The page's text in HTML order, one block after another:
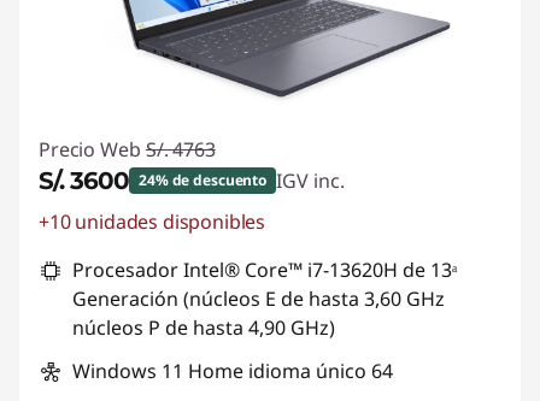
Precio Web S/. 4763
S/. 3600 24% de descuento IGV inc.
Ahorros instantáneos :
+10 unidades disponibles
Procesador Intel® Core™ i7-13620H de 13ᵃ
Generación (núcleos E de hasta 3,60 GHz
núcleos P de hasta 4,90 GHz)
Windows 11 Home idioma único 64